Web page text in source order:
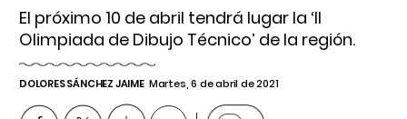
El próximo 10 de abril tendrá lugar la ‘II
Olimpiada de Dibujo Técnico’ de la región.
DOLORES SÁNCHEZ JAIME Martes, 6 de abril de 2021